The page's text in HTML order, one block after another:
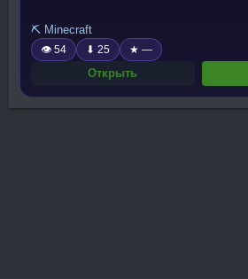
⛏️ Minecraft
👁 54 ⬇ 25 ★ —
Открыть